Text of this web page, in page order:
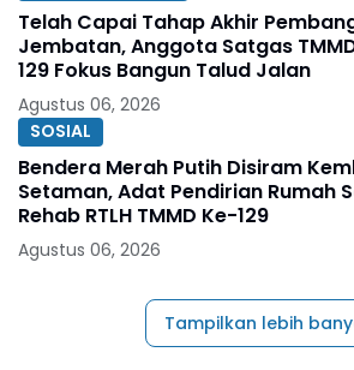
Telah Capai Tahap Akhir
Jembatan, Anggota Satgas
129 Fokus Bangun Talud Jalan
Agustus 06, 2026
SOSIAL
Bendera Merah Putih Disiram
Setaman, Adat Pendirian Rumah
Rehab RTLH TMMD Ke-129
Agustus 06, 2026
Tampilkan lebih